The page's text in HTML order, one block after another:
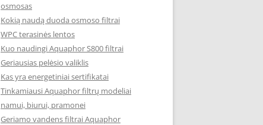
osmosas
Kokią naudą duoda osmoso filtrai
WPC terasinės lentos
Kuo naudingi Aquaphor S800 filtrai
Geriausias pelėsio valiklis
Kas yra energetiniai sertifikatai
Tinkamiausi Aquaphor filtrų modeliai
namui, biurui, pramonei
Geriamo vandens filtrai Aquaphor